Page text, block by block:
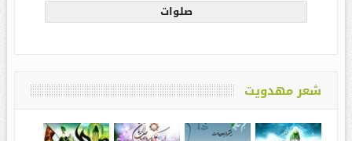
صلوات
شعر مهدویت